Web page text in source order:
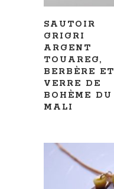
SAUTOIR
GRIGRI
ARGENT
TOUAREG,
BERBÈRE ET
VERRE DE
BOHÈME DU
MALI